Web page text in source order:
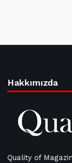
Hakkımızda
Quality of